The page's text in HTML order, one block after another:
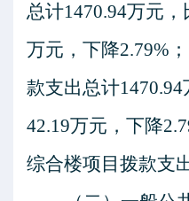
总计1470.94万元，
万元，下降2.79%
款支出总计1470.94
42.19万元，下降
综合楼项目拨款支